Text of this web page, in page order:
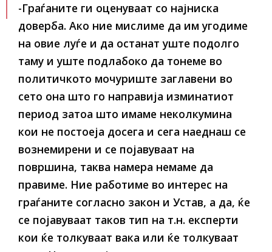
-Граѓаните ги оценуваат со најниска
доверба. Ако ние мислиме да им угодиме
на овие луѓе и да останат уште подолго
таму и уште подлабоко да тонеме во
политичкото мочуриште заглавени во
сето она што го направија изминатиот
период затоа што имаме неколкумина
кои не постоеја досега и сега наеднаш се
вознемирени и се појавуваат на
површина, таква намера немаме да
правиме. Ние работиме во интерес на
граѓаните согласно закон и Устав, а да, ќе
се појавуваат таков тип на т.н. експерти
кои ќе толкуваат вака или ќе толкуваат